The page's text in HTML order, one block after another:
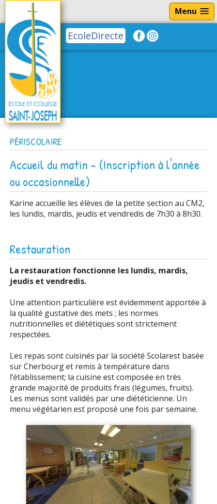
Menu
EcoleDirecte
PÉRISCOLAIRE
Accueil du matin - (Inscription à l'année
ou occasionnelle)
Karine accueille les élèves de la petite section au CM2,
les lundis, mardis, jeudis et vendredis de 7h30 à 8h30.
Restauration
La restauration fonctionne les lundis, mardis,
jeudis et vendredis.
Une attention particulière est évidemment apportée à
la qualité gustative des mets ; les normes
nutritionnelles et diététiques sont strictement
respectées.
Les repas sont cuisinés par la société Scolarest basée
sur Cherbourg et remis à température dans
l’établissement; la cuisine est composée en très
grande majorité de produits frais (légumes, fruits).
Les menus sont validés par une diététicienne. Un
menu végétarien est proposé une fois par semaine.